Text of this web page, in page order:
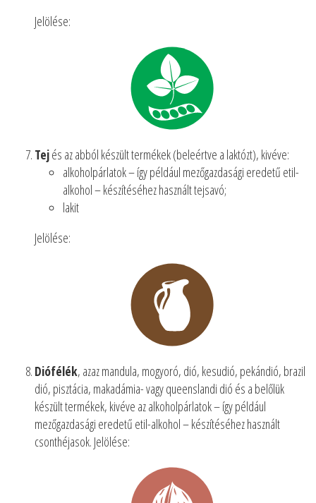
Jelölése:
Tejés az abból készült termékek (beleértve a laktózt), kivéve:
alkoholpárlatok – így például mezőgazdasági eredetű etil-
alkohol – készítéséhez használt tejsavó;
lakit
Jelölése:
Diófélék, azaz mandula, mogyoró, dió, kesudió, pekándió, brazil
dió, pisztácia, makadámia- vagy queenslandi dió és a belőlük
készült termékek, kivéve az alkoholpárlatok – így például
mezőgazdasági eredetű etil-alkohol – készítéséhez használt
csonthéjasok. Jelölése: